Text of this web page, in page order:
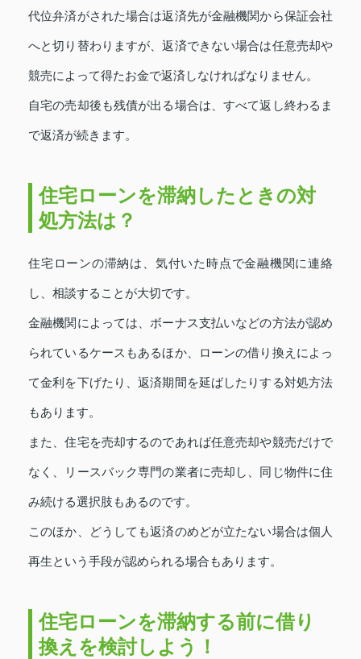
代位弁済がされた場合は返済先が金融機関から保証会社
へと切り替わりますが、返済できない場合は任意売却や
競売によって得たお金で返済しなければなりません。
自宅の売却後も残債が出る場合は、すべて返し終わるま
で返済が続きます。
住宅ローンを滞納したときの対
処方法は？
住宅ローンの滞納は、気付いた時点で金融機関に連絡
し、相談することが大切です。
金融機関によっては、ボーナス支払いなどの方法が認め
られているケースもあるほか、ローンの借り換えによっ
て金利を下げたり、返済期間を延ばしたりする対処方法
もあります。
また、住宅を売却するのであれば任意売却や競売だけで
なく、リースバック専門の業者に売却し、同じ物件に住
み続ける選択肢もあるのです。
このほか、どうしても返済のめどが立たない場合は個人
再生という手段が認められる場合もあります。
住宅ローンを滞納する前に借り
換えを検討しよう！